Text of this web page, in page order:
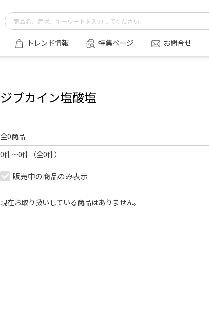
トレンド情報 特集ページ お問合せ
ジブカイン塩酸塩
全0商品
0件～0件（全0件）
販売中の商品のみ表示
現在お取り扱いしている商品はありません。